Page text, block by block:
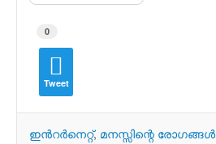
0
Tweet
ഇന്‍റര്‍നെറ്റ് മനസ്സിന്റെ രോഗങ്ങള്‍